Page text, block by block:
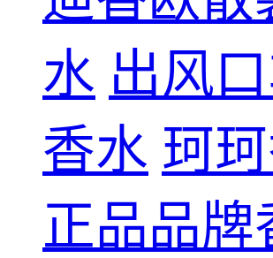
水 出风
香水 珂
正品品牌